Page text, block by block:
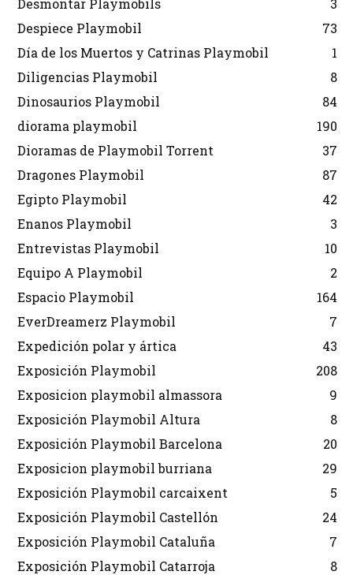
Desmontar Playmobils
3
Despiece Playmobil
73
Día de los Muertos y Catrinas Playmobil
1
Diligencias Playmobil
8
Dinosaurios Playmobil
84
diorama playmobil
190
Dioramas de Playmobil Torrent
37
Dragones Playmobil
87
Egipto Playmobil
42
Enanos Playmobil
3
Entrevistas Playmobil
10
Equipo A Playmobil
2
Espacio Playmobil
164
EverDreamerz Playmobil
7
Expedición polar y ártica
43
Exposición Playmobil
208
Exposicion playmobil almassora
9
Exposición Playmobil Altura
8
Exposición Playmobil Barcelona
20
Exposicion playmobil burriana
29
Exposición Playmobil carcaixent
5
Exposición Playmobil Castellón
24
Exposición Playmobil Cataluña
7
Exposición Playmobil Catarroja
8